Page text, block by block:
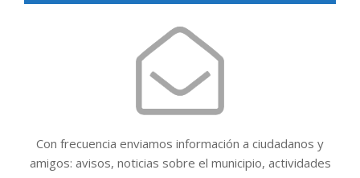
Con frecuencia enviamos información a ciudadanos y
amigos: avisos, noticias sobre el municipio, actividades